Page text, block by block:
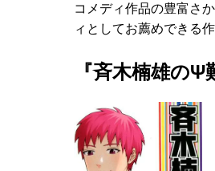
コメディ作品の豊富さ
ィとしてお薦めできる
『斉木楠雄のΨ